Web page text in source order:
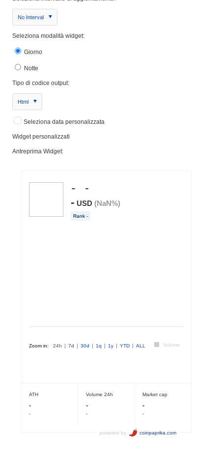
No Interval
Seleziona modalità widget:
Giorno
Notte
Tipo di codice output:
Html
Seleziona data personalizzata
Widget personalizzati
Antreprima Widget: